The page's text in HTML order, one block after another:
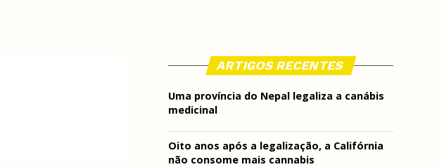
ARTIGOS RECENTES
Uma província do Nepal legaliza a canábis
medicinal
Oito anos após a legalização, a Califórnia
não consome mais cannabis